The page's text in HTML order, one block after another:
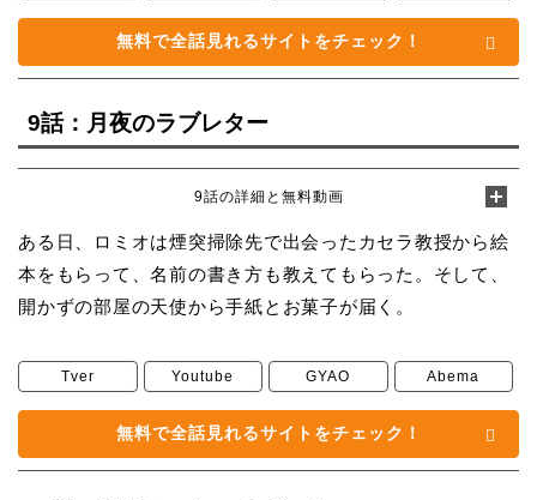
無料で全話見れるサイトをチェック！
9話：月夜のラブレター
9話の詳細と無料動画
ある日、ロミオは煙突掃除先で出会ったカセラ教授から絵
本をもらって、名前の書き方も教えてもらった。そして、
開かずの部屋の天使から手紙とお菓子が届く。
Tver Youtube GYAO Abema
無料で全話見れるサイトをチェック！